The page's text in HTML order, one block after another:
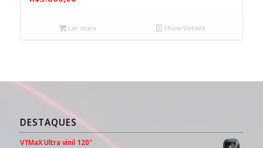
Ler mais Show Details
DESTAQUES
V1MaX Ultra vinil 120"